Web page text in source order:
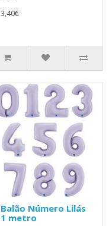
3,40€
Balão Número Lilás
1 metro